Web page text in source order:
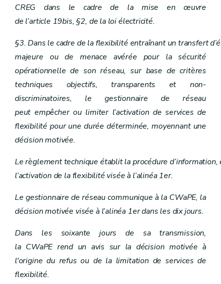
CREG dans le cadre de la mise en œuvre
de l’article 19bis, §2, de la loi électricité.
§3. Dans le cadre de la flexibilité entraînant un transfert
majeure ou de menace avérée pour la sécurité
opérationnelle de son réseau, sur base de critères
techniques objectifs, transparents et non-
discriminatoires, le gestionnaire de réseau
peut empêcher ou limiter l’activation de services de
flexibilité pour une durée déterminée, moyennant une
décision motivée.
Le règlement technique établit la procédure
l’activation de la flexibilité visée à l’alinéa 1er.
Le gestionnaire de réseau communique à la CWaPE, la
décision motivée visée à l’alinéa 1er dans les dix jours.
Dans les soixante jours de sa transmission,
la CWaPE rend un avis sur la décision motivée à
l'origine du refus ou de la limitation de services de
flexibilité.